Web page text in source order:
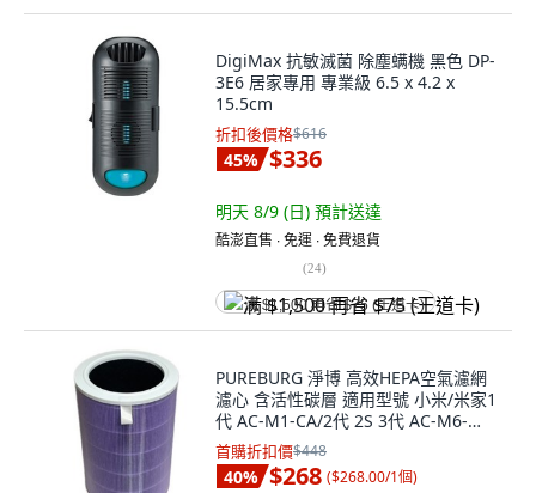
DigiMax 抗敏滅菌 除塵螨機 黑色 DP-
3E6 居家專用 專業級 6.5 x 4.2 x
15.5cm
折扣後價格$616
45% $336
明天 8/9 (日) 預計送達
酷澎直售 ∙ 免運 ∙ 免費退貨
(24)
满 $1,500 再省 $75 (王道卡)
PUREBURG 淨博 高效HEPA空氣濾網
濾心 含活性碳層 適用型號 小米/米家1
代 AC-M1-CA/2代 2S 3代 AC-M6-
SC/Pro AC-M3-CA, 1個, PURPLE-01
首購折扣價$448
40% $268 ($268.00/1個)